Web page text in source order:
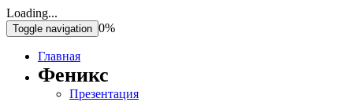
Loading...
Toggle navigation 0%
Главная
Феникс
Презентация